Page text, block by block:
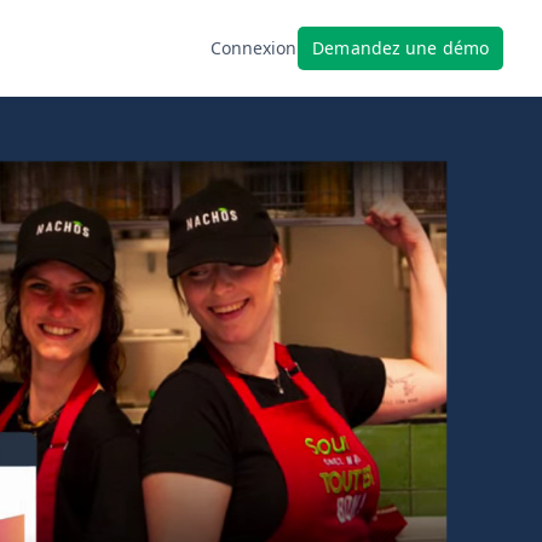
Connexion Demandez une démo